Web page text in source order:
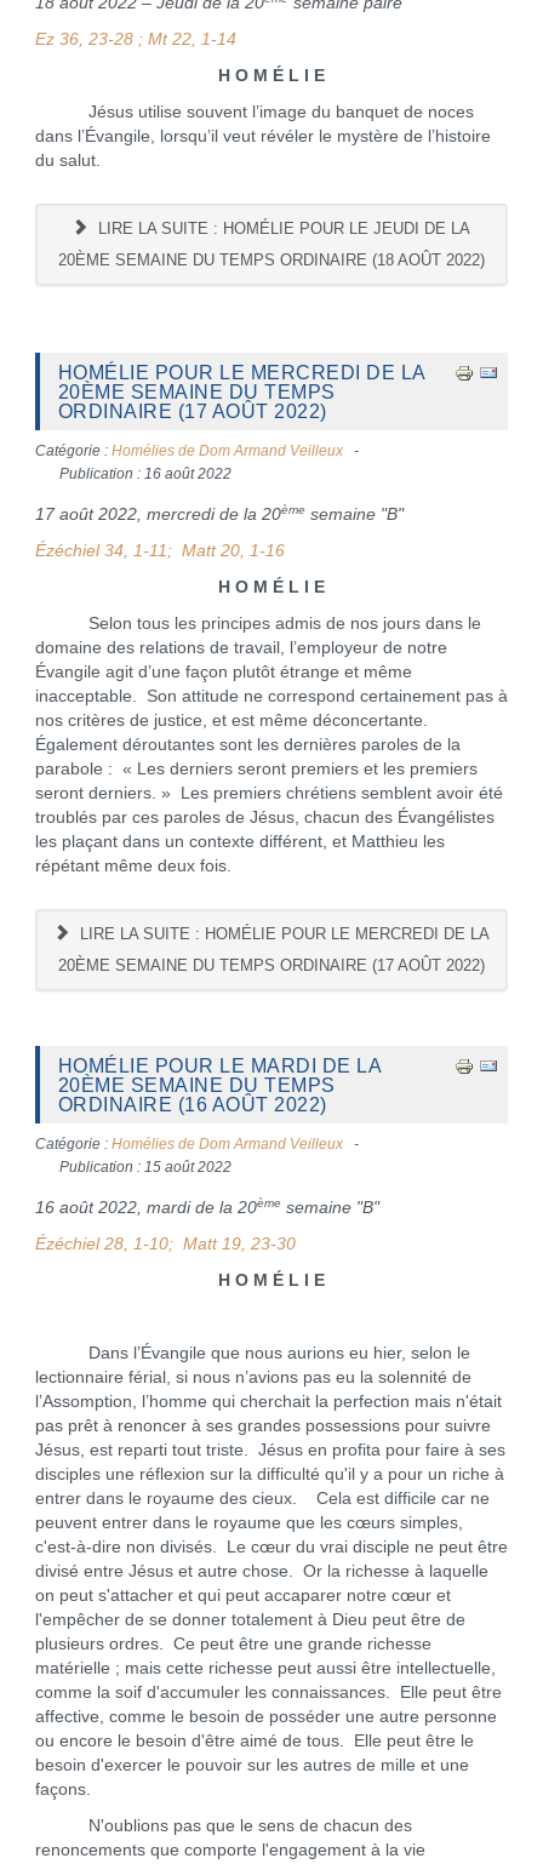
Ez 36, 23-28 ; Mt 22, 1-14
H O M É L I E
Jésus utilise souvent l’image du banquet de noces
dans l’Évangile, lorsqu’il veut révéler le mystère de l’histoire
du salut.
LIRE LA SUITE : HOMÉLIE POUR LE JEUDI DE LA
20ÈME SEMAINE DU TEMPS ORDINAIRE (18 AOÛT 2022)
HOMÉLIE POUR LE MERCREDI DE LA
20ÈME SEMAINE DU TEMPS
ORDINAIRE (17 AOÛT 2022)
Catégorie : Homélies de Dom Armand Veilleux
Publication : 16 août 2022
17 août 2022, mercredi de la 20ème semaine "B"
Ézéchiel 34, 1-11; Matt 20, 1-16
H O M É L I E
Selon tous les principes admis de nos jours dans le
domaine des relations de travail, l’employeur de notre
Évangile agit d’une façon plutôt étrange et même
inacceptable. Son attitude ne correspond certainement pas à
nos critères de justice, et est même déconcertante.
Également déroutantes sont les dernières paroles de la
parabole : « Les derniers seront premiers et les premiers
seront derniers. » Les premiers chrétiens semblent avoir été
troublés par ces paroles de Jésus, chacun des Évangélistes
les plaçant dans un contexte différent, et Matthieu les
répétant même deux fois.
LIRE LA SUITE : HOMÉLIE POUR LE MERCREDI DE LA
20ÈME SEMAINE DU TEMPS ORDINAIRE (17 AOÛT 2022)
HOMÉLIE POUR LE MARDI DE LA
20ÈME SEMAINE DU TEMPS
ORDINAIRE (16 AOÛT 2022)
Catégorie : Homélies de Dom Armand Veilleux
Publication : 15 août 2022
16 août 2022, mardi de la 20ème semaine "B"
Ézéchiel 28, 1-10; Matt 19, 23-30
H O M É L I E
Dans l’Évangile que nous aurions eu hier, selon le
lectionnaire férial, si nous n’avions pas eu la solennité de
l’Assomption, l’homme qui cherchait la perfection mais n'était
pas prêt à renoncer à ses grandes possessions pour suivre
Jésus, est reparti tout triste. Jésus en profita pour faire à ses
disciples une réflexion sur la difficulté qu'il y a pour un riche à
entrer dans le royaume des cieux. Cela est difficile car ne
peuvent entrer dans le royaume que les cœurs simples,
c'est-à-dire non divisés. Le cœur du vrai disciple ne peut être
divisé entre Jésus et autre chose. Or la richesse à laquelle
on peut s'attacher et qui peut accaparer notre cœur et
l'empêcher de se donner totalement à Dieu peut être de
plusieurs ordres. Ce peut être une grande richesse
matérielle ; mais cette richesse peut aussi être intellectuelle,
comme la soif d'accumuler les connaissances. Elle peut être
affective, comme le besoin de posséder une autre personne
ou encore le besoin d'être aimé de tous. Elle peut être le
besoin d'exercer le pouvoir sur les autres de mille et une
façons.
N'oublions pas que le sens de chacun des
renoncements que comporte l'engagement à la vie